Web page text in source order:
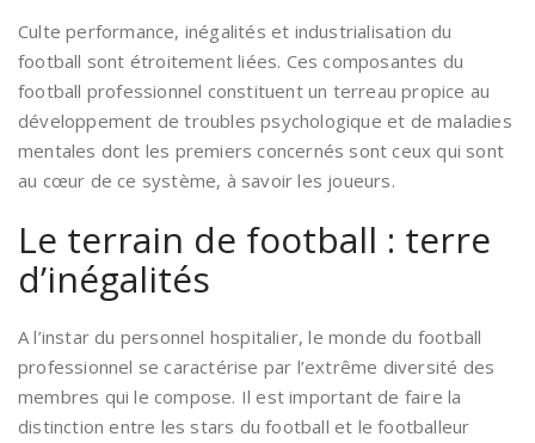
Culte performance, inégalités et industrialisation du
football sont étroitement liées. Ces composantes du
football professionnel constituent un terreau propice au
développement de troubles psychologique et de maladies
mentales dont les premiers concernés sont ceux qui sont
au cœur de ce système, à savoir les joueurs.
Le terrain de football : terre
d’inégalités
A l’instar du personnel hospitalier, le monde du football
professionnel se caractérise par l’extrême diversité des
membres qui le compose. Il est important de faire la
distinction entre les stars du football et le footballeur